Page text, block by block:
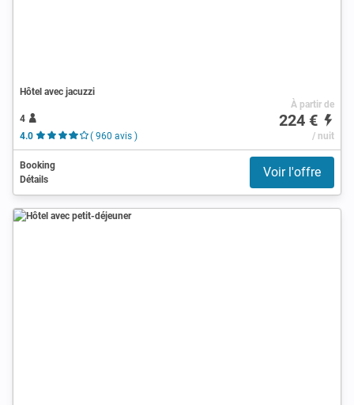
Hôtel avec jacuzzi
4
4.0
( 960 avis )
À partir de
224 €
/ nuit
Booking
Détails
Voir l'offre